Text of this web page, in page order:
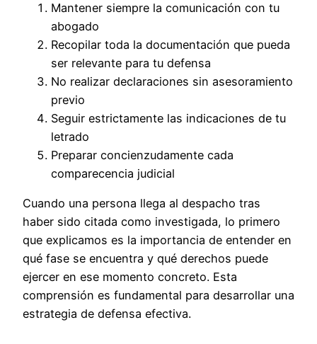
Mantener siempre la comunicación con tu
abogado
Recopilar toda la documentación que pueda
ser relevante para tu defensa
No realizar declaraciones sin asesoramiento
previo
Seguir estrictamente las indicaciones de tu
letrado
Preparar concienzudamente cada
comparecencia judicial
Cuando una persona llega al despacho tras
haber sido citada como investigada, lo primero
que explicamos es la importancia de entender en
qué fase se encuentra y qué derechos puede
ejercer en ese momento concreto. Esta
comprensión es fundamental para desarrollar una
estrategia de defensa efectiva.